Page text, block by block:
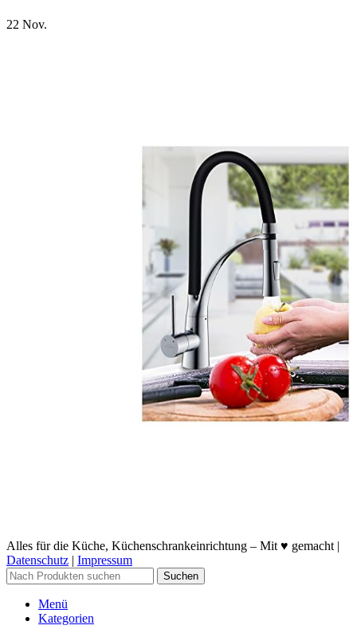
22 Nov.
Alles für die Küche, Küchenschrankeinrichtung – Mit ♥ gemacht |
Datenschutz | Impressum
Suchen
Menü
Kategorien